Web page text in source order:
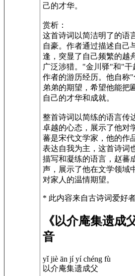
己的才华。
赏析：
这首诗词以简洁明了的语
自豪。作者通过描述自己
逢，突显了自己频繁的越
广泛涉猎。"金川驿"和"
作者的游历经历。他自称
弟弟的期望，希望他能把
自己的才华和成就。
整首诗词以简练的语言传
卓越的心态，展示了他对
蕃是宋代文学家，他的作
表达自我为主，这首诗词
描写和凝练的语言，赵蕃
声，展示了他在文学领域
对家人的温情期望。
* 此内容来自古诗词爱好
《以介庵集遗成
音
yǐ jiè ān jí yí chéng fù
以介庵集遗成父